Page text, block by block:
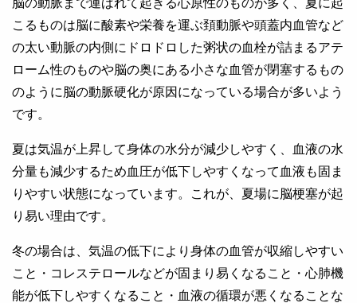
こるものは脳に酸素や栄養を運ぶ頚動脈や頭蓋内血管など
の太い動脈の内側にドロドロした粥状の血栓が詰まるアテ
ローム性のものや脳の奥にある小さな血管が閉塞するもの
のように脳の動脈硬化が原因になっている場合が多いよう
です。
夏は気温が上昇して身体の水分が減少しやすく、血液の水
分量も減少するため血圧が低下しやすくなって血液も固ま
りやすい状態になっています。これが、夏場に脳梗塞が起
り易い理由です。
冬の場合は、気温の低下により身体の血管が収縮しやすい
こと・コレステロールなどが固まり易くなること・心肺機
能が低下しやすくなること・血液の循環が悪くなることな